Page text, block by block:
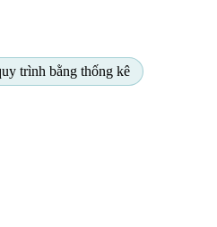
trình bằng thống kê